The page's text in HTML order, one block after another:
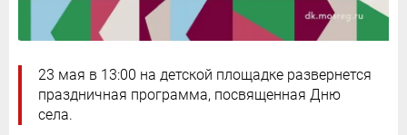
23 мая в 13:00 на детской площадке развернется
праздничная программа, посвященная Дню
села.